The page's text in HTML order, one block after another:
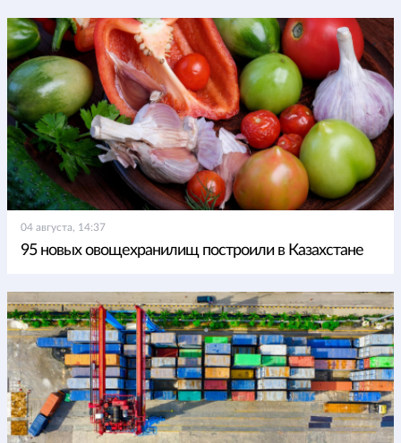
04 августа, 14:37
95 новых овощехранилищ построили в Казахстане